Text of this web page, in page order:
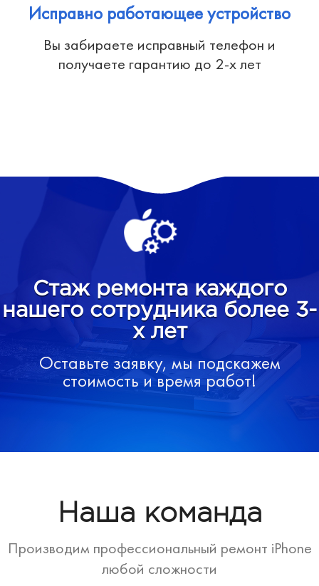
Исправно работающее устройство
Вы забираете исправный телефон и
получаете гарантию до 2-х лет
Стаж ремонта каждого
нашего сотрудника более 3-
х лет
Оставьте заявку, мы подскажем
стоимость и время работ!
Наша команда
Производим профессиональный ремонт iPhone
любой сложности